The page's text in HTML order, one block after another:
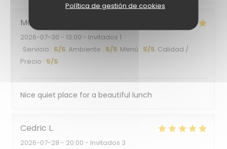
Política de gestión de cookies
Monica
2026-07-30 - 13:00 - Invitados 1
Servicio : 5/5 Ambiente : 5/5 Menú : 5/5 Calidad /
Precio : 5/5
Nice quiet place for a beautiful lunch
Cedric L
2026-07-28 - 20:00 - Invitados 3